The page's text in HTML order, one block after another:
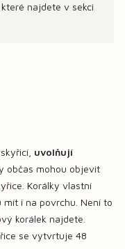
najdete v sekci
uvolňují
občas mohou objevit
Korálky vlastní
i na povrchu. Není to
korálek najdete.
se vytvrtuje 48